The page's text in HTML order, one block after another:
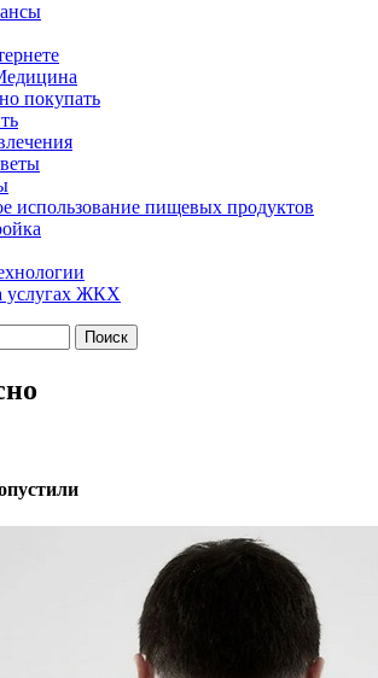
покупать
использование пищевых продуктов
услугах ЖКХ